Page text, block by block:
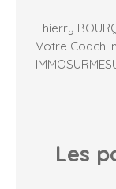
Thierry
Votre Coach
Les